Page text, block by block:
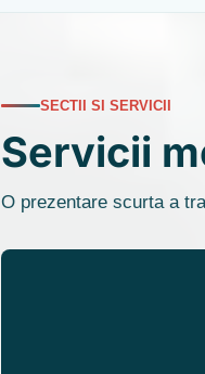
SECTII SI SERVICII
Servicii
O prezentare scurta a